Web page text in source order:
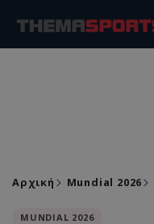
Αρχική Mundial 2026
MUNDIAL 2026